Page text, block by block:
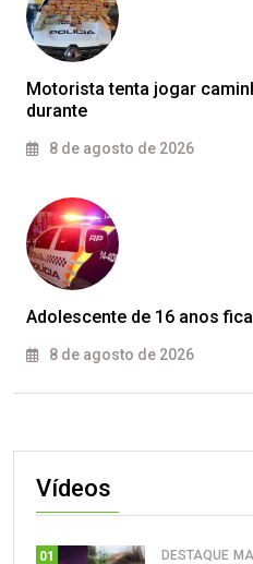
Motorista tenta jogar
durante
8 de agosto de 2026
Adolescente de 16 anos
8 de agosto de 2026
Vídeos
01 DESTAQUE